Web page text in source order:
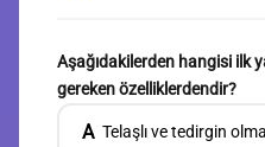
Aşağıdakilerden hangisi ilk
gereken özelliklerdendir?
A Telaşlı ve tedirgin